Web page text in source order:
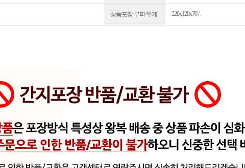
상품포장 부피/무게 220x120x70 / .